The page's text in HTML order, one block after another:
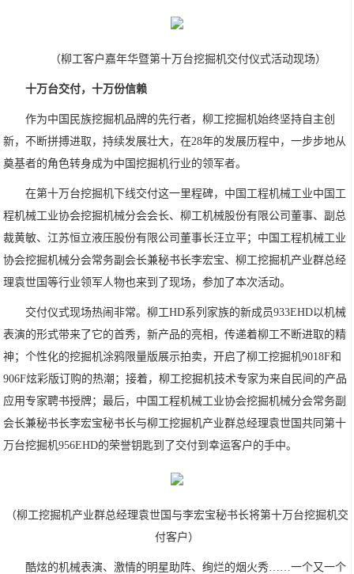
（柳工客户嘉年华暨第十万台挖掘机交付仪式活动现场）
十万台交付，十万份信赖
作为中国民族挖掘机品牌的先行者，柳工挖掘机始终坚持自主创
新，不断拼搏进取，持续发展壮大，在28年的发展历程中，一步步地从
奠基者的角色转身成为中国挖掘机行业的领军者。
在第十万台挖掘机下线交付这一里程碑，中国工程机械工业中国工
程机械工业协会挖掘机械分会会长、柳工机械股份有限公司董事、副总
裁黄敏、江苏恒立液压股份有限公司董事长汪立平；中国工程机械工业
协会挖掘机械分会常务副会长兼秘书长李宏宝、柳工挖掘机产业群总经
理袁世国等行业领军人物也来到了现场，参加了本次活动。
交付仪式现场热闹非常。柳工HD系列家族的新成员933EHD以机械
表演的形式带来了它的首秀，新产品的亮相，传递着柳工不断进取的精
神；个性化的挖掘机涂鸦限量版展示拍卖，开启了柳工挖掘机9018F和
906F炫彩版订购的热潮；接着，柳工挖掘机技术专家为来自民间的产品
应用专家聘书授牌；最后，中国工程机械工业协会挖掘机械分会常务副
会长兼秘书长李宏宝秘书长与柳工挖掘机产业群总经理袁世国共同第十
万台挖掘机956EHD的荣誉钥匙到了交付到幸运客户的手中。
（柳工挖掘机产业群总经理袁世国与李宏宝秘书长将第十万台挖掘机交
付客户）
酷炫的机械表演、激情的明星助阵、绚烂的烟火秀……一个又一个